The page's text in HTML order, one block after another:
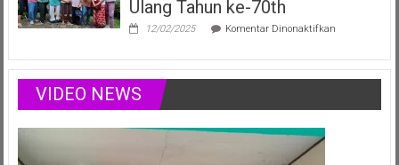
Siap
Harumkan
Ajang
Juli
Ulang Tahun ke-70th
12/02/2025 Komentar Dinonaktifkanpada
Setiono
Rayakan
Tahun
VIDEO NEWS